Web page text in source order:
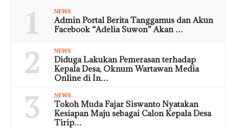
1 NEWS
Admin Portal Berita Tanggamus dan Akun
Facebook “Adelia Suwon” Akan …
2 NEWS
Diduga Lakukan Pemerasan terhadap
Kepala Desa, Oknum Wartawan Media
Online di In…
3 NEWS
Tokoh Muda Fajar Siswanto Nyatakan
Kesiapan Maju sebagai Calon Kepala Desa
Tirip…